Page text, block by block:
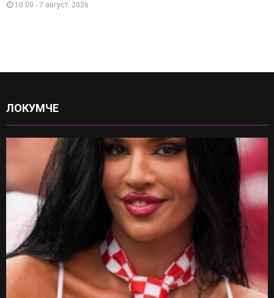
10:00 - 7 август, 2026
ЛОКУМЧЕ